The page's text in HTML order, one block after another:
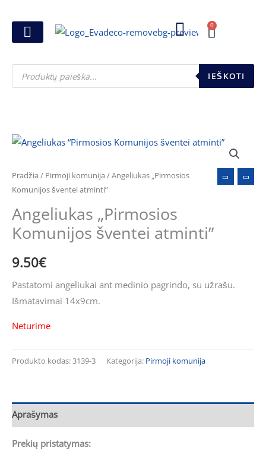
prie
turinio
0
Cart
Products
search IEŠKOTI
Pradžia / Pirmoji komunija / Angeliukas „Pirmosios
Komunijos šventei atminti”
Angeliukas „Pirmosios
Komunijos šventei atminti”
9.50€
Pastatomi angeliukai ant medinio pagrindo, su užrašu.
Išmatavimai 14x9cm.
Neturime
Produkto kodas:3139-3 Kategorija: Pirmoji komunija
Aprašymas
Prekių pristatymas: